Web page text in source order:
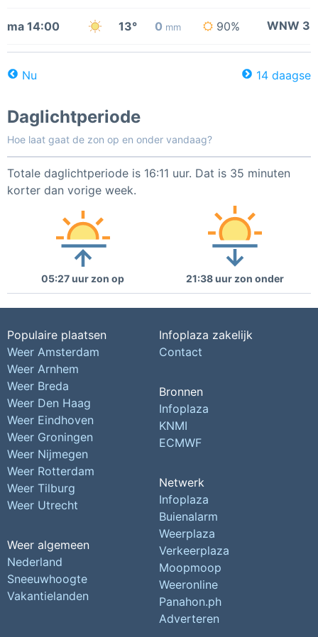
ma 14:00 13° 0 mm 90% WNW 3
Nu 14 daagse
Daglichtperiode
Hoe laat gaat de zon op en onder vandaag?
Totale daglichtperiode is 16:11 uur. Dat is 35 minuten
korter dan vorige week.
05:27 uur zon op 21:38 uur zon onder
Populaire plaatsen
Weer Amsterdam
Weer Arnhem
Weer Breda
Weer Den Haag
Weer Eindhoven
Weer Groningen
Weer Nijmegen
Weer Rotterdam
Weer Tilburg
Weer Utrecht
Weer algemeen
Nederland
Sneeuwhoogte
Vakantielanden
Infoplaza zakelijk
Contact
Bronnen
Infoplaza
KNMI
ECMWF
Netwerk
Infoplaza
Buienalarm
Weerplaza
Verkeerplaza
Moopmoop
Weeronline
Panahon.ph
Adverteren